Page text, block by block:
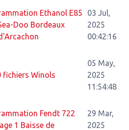
Ethanol E85
Doo Bordeaux
03 Jul,
2025
00:42:16
fichiers Winols
05 May,
2025
11:54:48
Fendt 722
1 Baisse de
29 Mar,
2025